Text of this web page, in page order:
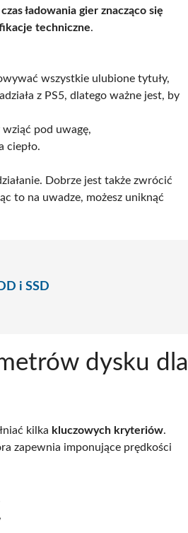
czas ładowania gier znacząco się
techniczne.
wszystkie ulubione tytuły,
z PS5, dlatego ważne jest, by
pod uwagę,
ciepło.
Dobrze jest także zwrócić
to na uwadze, możesz uniknąć
i SSD
dysku dla
kilka kluczowych kryteriów.
zapewnia imponujące prędkości